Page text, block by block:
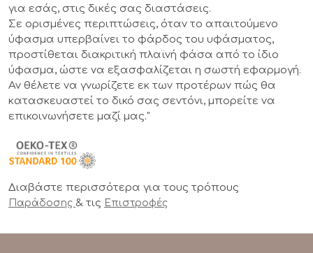
για εσάς, στις δικές σας διαστάσεις.
Σε ορισμένες περιπτώσεις, όταν το απαιτούμενο
ύφασμα υπερβαίνει το φάρδος του υφάσματος,
προστίθεται διακριτική πλαϊνή φάσα από το ίδιο
ύφασμα, ώστε να εξασφαλίζεται η σωστή εφαρμογή.
Αν θέλετε να γνωρίζετε εκ των προτέρων πώς θα
κατασκευαστεί το δικό σας σεντόνι, μπορείτε να
επικοινωνήσετε μαζί μας."
Διαβάστε περισσότερα για τους τρόπους
Παράδοσης & τις Επιστροφές